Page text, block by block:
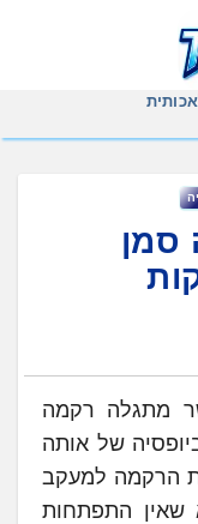
סמן
מתגלה רקמה
של אותה
הרקמה למעקב
שאין התפתחות